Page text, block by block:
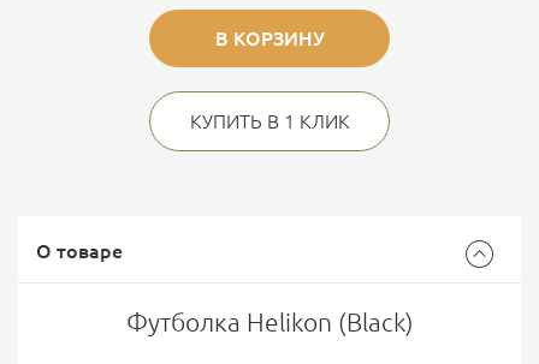
В КОРЗИНУ
КУПИТЬ В 1 КЛИК
О товаре
Футболка Helikon (Black)